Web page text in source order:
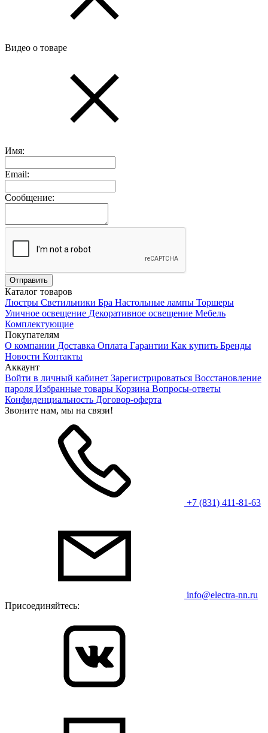
Видео о товаре
Имя:
Email:
Сообщение:
Каталог товаров
Люстры Светильники Бра Настольные лампы Торшеры
Уличное освещение Декоративное освещение Мебель
Комплектующие
Покупателям
О компании Доставка Оплата Гарантии Как купить Бренды
Новости Контакты
Аккаунт
Войти в личный кабинет Зарегистрироваться Восстановление
пароля Избранные товары Корзина Вопросы-ответы
Конфиденциальность Договор-оферта
Звоните нам, мы на связи!
+7 (831) 411-81-63
info@electra-nn.ru
Присоединяйтесь: